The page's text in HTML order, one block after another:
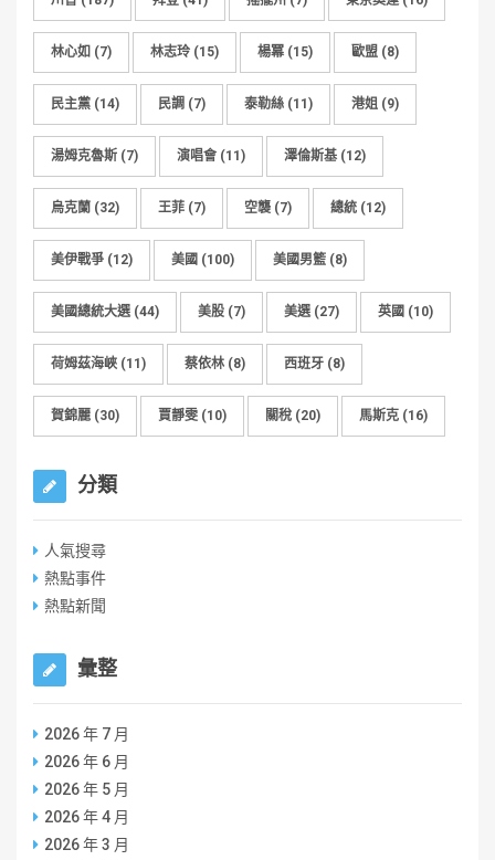
林心如 (7) 林志玲 (15) 楊冪 (15) 歐盟 (8)
民主黨 (14) 民調 (7) 泰勒絲 (11) 港姐 (9)
湯姆克魯斯 (7) 演唱會 (11) 澤倫斯基 (12)
烏克蘭 (32) 王菲 (7) 空襲 (7) 總統 (12)
美伊戰爭 (12) 美國 (100) 美國男籃 (8)
美國總統大選(44) 美股 (7) 美選(27) 英國 (10)
荷姆茲海峽 (11) 蔡依林 (8) 西班牙 (8)
賀錦麗 (30) 賈靜雯 (10) 關稅 (20) 馬斯克 (16)
分類
人氣搜尋
熱點事件
熱點新聞
彙整
2026 年 7 月
2026 年 6 月
2026 年 5 月
2026 年 4 月
2026 年 3 月